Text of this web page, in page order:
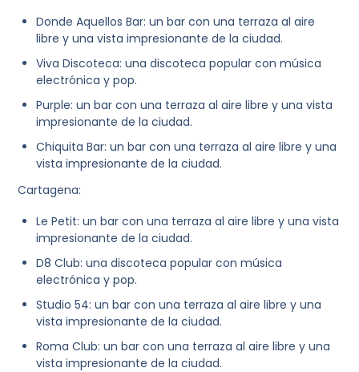
Donde Aquellos Bar: un bar con una terraza al aire
libre y una vista impresionante de la ciudad.
Viva Discoteca: una discoteca popular con música
electrónica y pop.
Purple: un bar con una terraza al aire libre y una vista
impresionante de la ciudad.
Chiquita Bar: un bar con una terraza al aire libre y una
vista impresionante de la ciudad.
Cartagena:
Le Petit: un bar con una terraza al aire libre y una vista
impresionante de la ciudad.
D8 Club: una discoteca popular con música
electrónica y pop.
Studio 54: un bar con una terraza al aire libre y una
vista impresionante de la ciudad.
Roma Club: un bar con una terraza al aire libre y una
vista impresionante de la ciudad.